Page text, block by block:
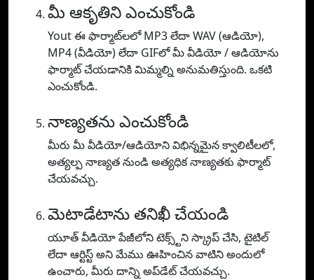
మీ ఆకృతిని ఎంచుకోండి
Yout ఈ ఫార్మాట్‌లలో MP3 లేదా WAV (ఆడియో),
MP4 (వీడియో) లేదా GIFలో మీ వీడియో / ఆడియోను
ఫార్మాట్ చేయడానికి మిమ్మల్ని అనుమతిస్తుంది. ఒకటి
ఎంచుకోండి.
నాణ్యతను ఎంచుకోండి
మీరు మీ వీడియో/ఆడియోని విభిన్నమైన క్వాలిటీలలో,
అత్యల్ప నాణ్యత నుండి అత్యధిక నాణ్యతకు ఫార్మాట్
చేయవచ్చు.
మెటాడేటాను తనిఖీ చేయండి
యూత్ వీడియో పేజీలోని టెక్స్ట్‌ని స్క్రాప్ చేసి, టైటిల్
లేదా ఆర్టిస్ట్ అని మేము ఊహించిన వాటిని అందులో
ఉంచారు, మీరు దాన్ని అప్‌డేట్ చేయవచ్చు.